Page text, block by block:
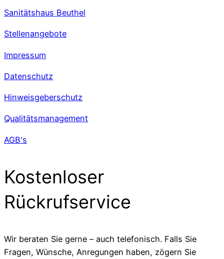
Sanitätshaus Beuthel
Stellenangebote
Impressum
Datenschutz
Hinweisgeberschutz
Qualitätsmanagement
AGB's
Kostenloser
Rückrufservice
Wir beraten Sie gerne – auch telefonisch. Falls Sie
Fragen, Wünsche, Anregungen haben, zögern Sie